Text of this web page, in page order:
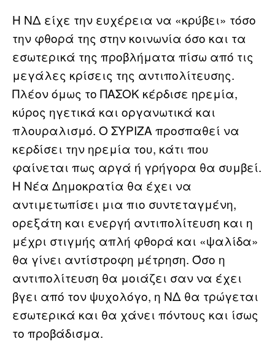
Η ΝΔ είχε την ευχέρεια να «κρύβει» τόσο
την φθορά της στην κοινωνία όσο και τα
εσωτερικά της προβλήματα πίσω από τις
μεγάλες κρίσεις της αντιπολίτευσης.
Πλέον όμως το ΠΑΣΟΚ κέρδισε ηρεμία,
κύρος ηγετικά και οργανωτικά και
πλουραλισμό. Ο ΣΥΡΙΖΑ προσπαθεί να
κερδίσει την ηρεμία του, κάτι που
φαίνεται πως αργά ή γρήγορα θα συμβεί.
Η Νέα Δημοκρατία θα έχει να
αντιμετωπίσει μια πιο συντεταγμένη,
ορεξάτη και ενεργή αντιπολίτευση και η
μέχρι στιγμής απλή φθορά και «ψαλίδα»
θα γίνει αντίστροφη μέτρηση. Όσο η
αντιπολίτευση θα μοιάζει σαν να έχει
βγει από τον ψυχολόγο, η ΝΔ θα τρώγεται
εσωτερικά και θα χάνει πόντους και ίσως
το προβάδισμα.